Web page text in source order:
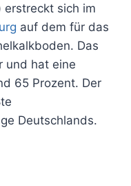
erstreckt sich im
auf dem für das
Das
und hat eine
65 Prozent. Der
Deutschlands.